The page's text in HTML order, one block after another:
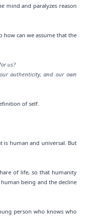
mind and paralyzes reason
can we assume that the
us?
authenticity, and our own
of self.
is human and universal. But
of life, so that humanity
being and the decline
person who knows who